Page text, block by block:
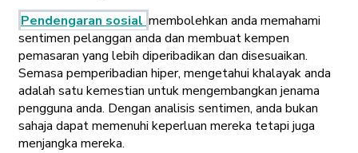
Pendengaran sosial membolehkan anda memahami
sentimen pelanggan anda dan membuat kempen
pemasaran yang lebih diperibadikan dan disesuaikan.
Semasa pemperibadian hiper, mengetahui khalayak anda
adalah satu kemestian untuk mengembangkan jenama
pengguna anda. Dengan analisis sentimen, anda bukan
sahaja dapat memenuhi keperluan mereka tetapi juga
menjangka mereka.